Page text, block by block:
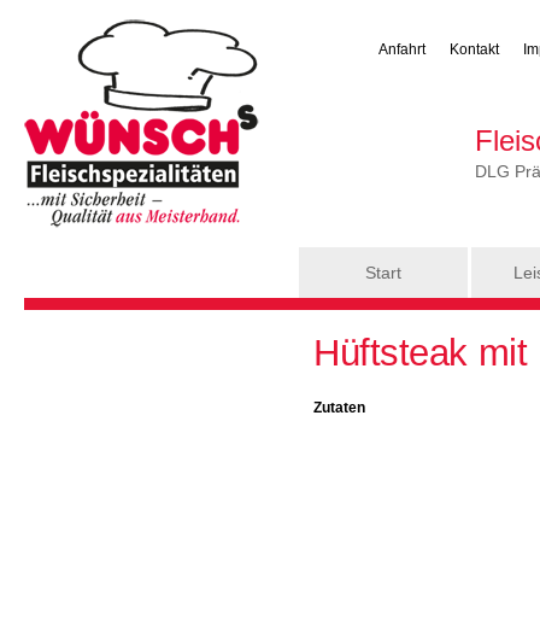
Anfahrt Kontakt
DLG
Start
Hüftsteak mit
Zutaten